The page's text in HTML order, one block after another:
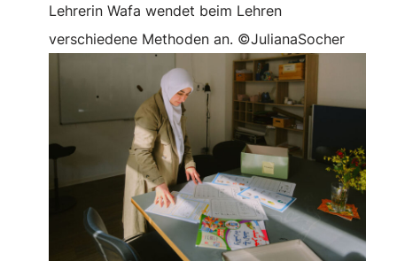
Lehrerin Wafa wendet beim Lehren
verschiedene Methoden an. ©JulianaSocher